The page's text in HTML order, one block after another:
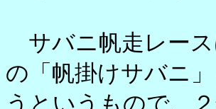
サバニ帆走レース
の「帆掛けサバニ
うというもので、